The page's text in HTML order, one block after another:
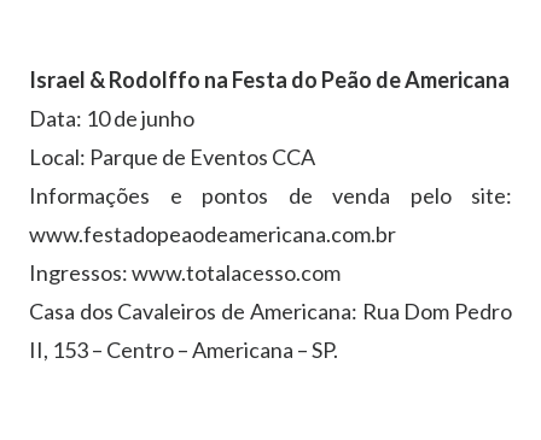
Israel & Rodolffo na Festa do Peão de Americana
Data: 10 de junho
Local: Parque de Eventos CCA
Informações e pontos de venda pelo site:
www.festadopeaodeamericana.com.br
Ingressos: www.totalacesso.com
Casa dos Cavaleiros de Americana: Rua Dom Pedro
II, 153 – Centro – Americana – SP.